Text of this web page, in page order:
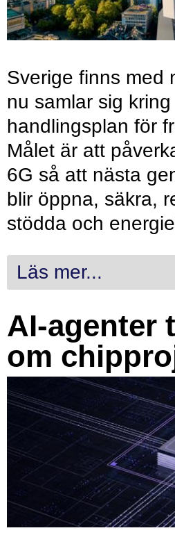
Sverige finns med
nu samlar sig
handlingsplan för
Målet är att
6G så att nästa
blir öppna, säkra,
stödda och
Läs mer...
AI-agenter
om